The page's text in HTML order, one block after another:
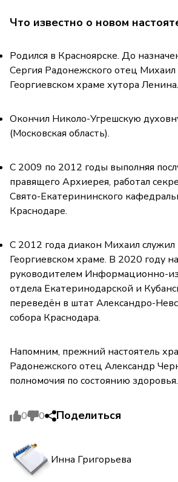
Что известно о новом
Родился в Красноярске. До
Сергия Радонежского отец Михаил
Георгиевском храме хутора Ленина.
Окончил Николо-Угрешскую
(Московская область).
С 2009 по 2012 годы выполняя
правящего Архиерея, работал
Свято-Екатерининского
Краснодаре.
С 2012 года диакон Михаил служил
Георгиевском храме. В 2020 году
руководителем Информационно-
отдела Екатеринодарской и
переведён в штат Александро-
собора Краснодара.
Напомним, прежний настоятель
Радонежского отец Александр
полномочия по состоянию здоровья.
0 0 Поделиться
Инна Григорьева